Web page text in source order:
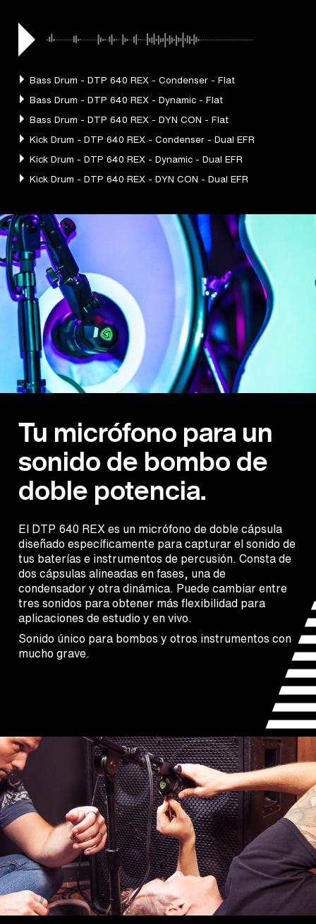
Tu micrófono para un
sonido de bombo de
doble potencia.
El DTP 640 REX es un micrófono de doble cápsula
diseñado específicamente para capturar el sonido de
tus baterías e instrumentos de percusión. Consta de
dos cápsulas alineadas en fases, una de
condensador y otra dinámica. Puede cambiar entre
tres sonidos para obtener más flexibilidad para
aplicaciones de estudio y en vivo.
Sonido único para bombos y otros instrumentos con
mucho grave.